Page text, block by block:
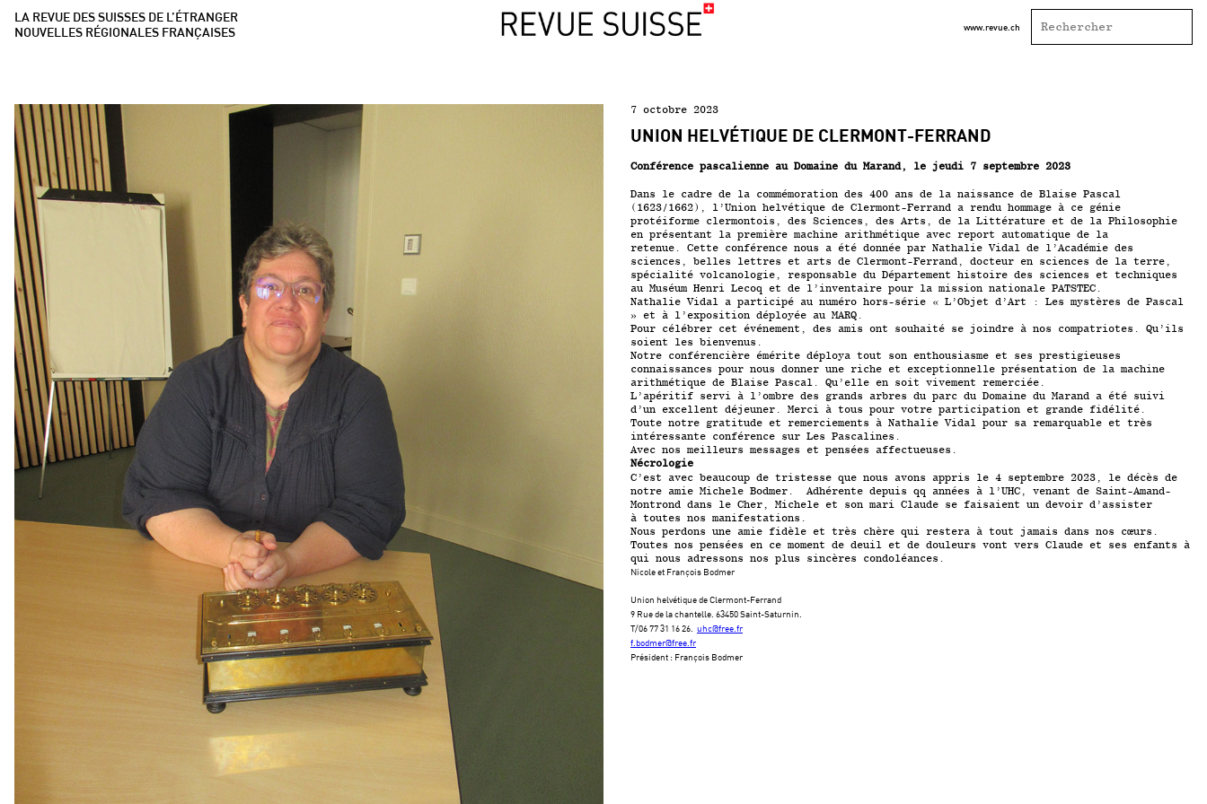
LA REVUE DES SUISSES DE L’ÉTRANGER
NOUVELLES RÉGIONALES FRANÇAISES
www.revue.ch
7 octobre 2023
UNION HELVÉTIQUE DE CLERMONT-FERRAND
Conférence pascalienne au Domaine du Marand, le jeudi 7 septembre 2023
Dans le cadre de la commémoration des 400 ans de la naissance de Blaise Pascal
(1623/1662), l’Union helvétique de Clermont-Ferrand a rendu hommage à ce génie
protéiforme clermontois, des Sciences, des Arts, de la Littérature et de la Philosophie
en présentant la première machine arithmétique avec report automatique de la
retenue. Cette conférence nous a été donnée par Nathalie Vidal de l’Académie des
sciences, belles lettres et arts de Clermont-Ferrand, docteur en sciences de la terre,
spécialité volcanologie, responsable du Département histoire des sciences et techniques
au Muséum Henri Lecoq et de l’inventaire pour la mission nationale PATSTEC.
Nathalie Vidal a participé au numéro hors-série « L’Objet d’Art : Les mystères de Pascal
» et à l’exposition déployée au MARQ.
Pour célébrer cet événement, des amis ont souhaité se joindre à nos compatriotes. Qu’ils
soient les bienvenus.
Notre conférencière émérite déploya tout son enthousiasme et ses prestigieuses
connaissances pour nous donner une riche et exceptionnelle présentation de la machine
arithmétique de Blaise Pascal. Qu’elle en soit vivement remerciée.
L’apéritif servi à l’ombre des grands arbres du parc du Domaine du Marand a été suivi
d’un excellent déjeuner. Merci à tous pour votre participation et grande fidélité.
Toute notre gratitude et remerciements à Nathalie Vidal pour sa remarquable et très
intéressante conférence sur Les Pascalines .
Avec nos meilleurs messages et pensées affectueuses.
Nécrologie
C’est avec beaucoup de tristesse que nous avons appris le 4 septembre 2023, le décès de
notre amie Michele Bodmer. Adhérente depuis qq années à l’UHC, venant de Saint-Amand-
Montrond dans le Cher, Michele et son mari Claude se faisaient un devoir d’assister
à toutes nos manifestations.
Nous perdons une amie fidèle et très chère qui restera à tout jamais dans nos cœurs.
Toutes nos pensées en ce moment de deuil et de douleurs vont vers Claude et ses enfants à
qui nous adressons nos plus sincères condoléances.
Nicole et François Bodmer
Union helvétique de Clermont-Ferrand
9 Rue de la chantelle. 63450 Saint-Saturnin.
T/06 77 31 16 26. uhc@free.fr
f.bodmer@free.fr
Président : François Bodmer